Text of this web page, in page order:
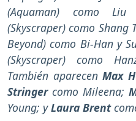
(Aquaman) como
(Skyscraper) como Shang
Beyond) como Bi-Han y
(Skyscraper) como
También aparecenMax
Stringercomo Mileena;
Young; yLaura Brent